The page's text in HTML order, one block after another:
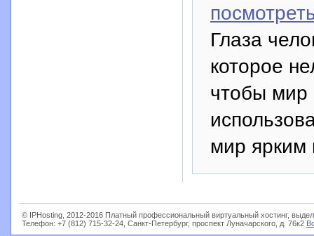
Глаза
которое
чтобы
мир ярким
© IPHosting, 2012-2016 Платный профессиональный виртуальный хостинг,
Телефон: +7 (812) 715-32-24, Санкт-Петербург, проспект Луначарского, д. 76к2